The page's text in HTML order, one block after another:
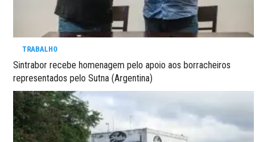
TRABALHO
Sintrabor recebe homenagem pelo apoio aos borracheiros
representados pelo Sutna (Argentina)